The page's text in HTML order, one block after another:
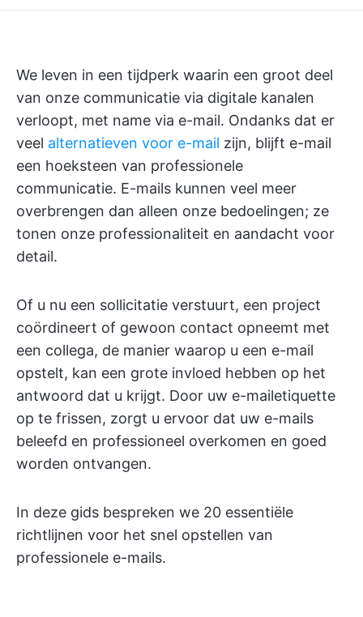
We leven in een tijdperk waarin een groot deel
van onze communicatie via digitale kanalen
verloopt, met name via e-mail. Ondanks dat er
veel alternatieven voor e-mail zijn, blijft e-mail
een hoeksteen van professionele
communicatie. E-mails kunnen veel meer
overbrengen dan alleen onze bedoelingen; ze
tonen onze professionaliteit en aandacht voor
detail.
Of u nu een sollicitatie verstuurt, een project
coördineert of gewoon contact opneemt met
een collega, de manier waarop u een e-mail
opstelt, kan een grote invloed hebben op het
antwoord dat u krijgt. Door uw e-mailetiquette
op te frissen, zorgt u ervoor dat uw e-mails
beleefd en professioneel overkomen en goed
worden ontvangen.
In deze gids bespreken we 20 essentiële
richtlijnen voor het snel opstellen van
professionele e-mails.